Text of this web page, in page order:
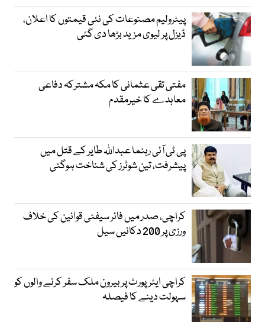
پیٹرولیم مصنوعات کی نئی قیمتوں کا اعلان،
ڈیزل پر لیوی مزید بڑھا دی گئی
مفتی تقی عثمانی کا مکہ مشترکہ دفاعی
معاہدے کا خیرمقدم
پی ٹی آئی رہنما عبداللہ طایر کے قتل میں
پیشرفت، تین شوٹرز کی شناخت ہوگئی
کراچی، صدر میں فائر سیفٹی قوانین کی خلاف
ورزی پر 200 دکانیں سیل
کراچی ایئرپورٹ پر بیرون ملک سفر کرنے والوں کو
سہولت دینے کا فیصلہ